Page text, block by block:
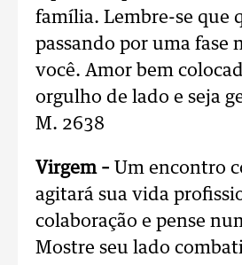
família. Lembre-se que
passando por uma fase
você. Amor bem
orgulho de lado e seja
M. 2638
Virgem – Um encontro
agitará sua vida
colaboração e pense
Mostre seu lado